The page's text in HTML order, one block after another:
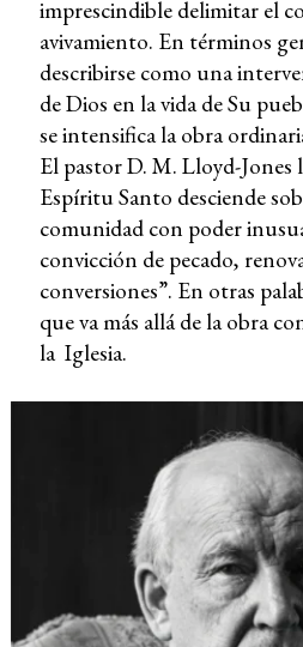
imprescindible delimitar el
avivamiento. En términos
describirse como una
de Dios en la vida de Su
se intensifica la obra
El pastor D. M. Lloyd-Jones
Espíritu Santo desciende
comunidad con poder
convicción de pecado,
conversiones”. En otras
que va más allá de la obra
la Iglesia.